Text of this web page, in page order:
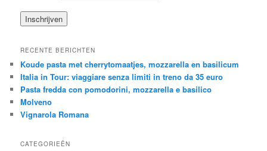
RECENTE BERICHTEN
Koude pasta met cherrytomaatjes, mozzarella en basilicum
Italia in Tour: viaggiare senza limiti in treno da 35 euro
Pasta fredda con pomodorini, mozzarella e basilico
Molveno
Vignarola Romana
CATEGORIEËN